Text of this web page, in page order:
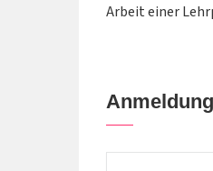
Arbeit einer